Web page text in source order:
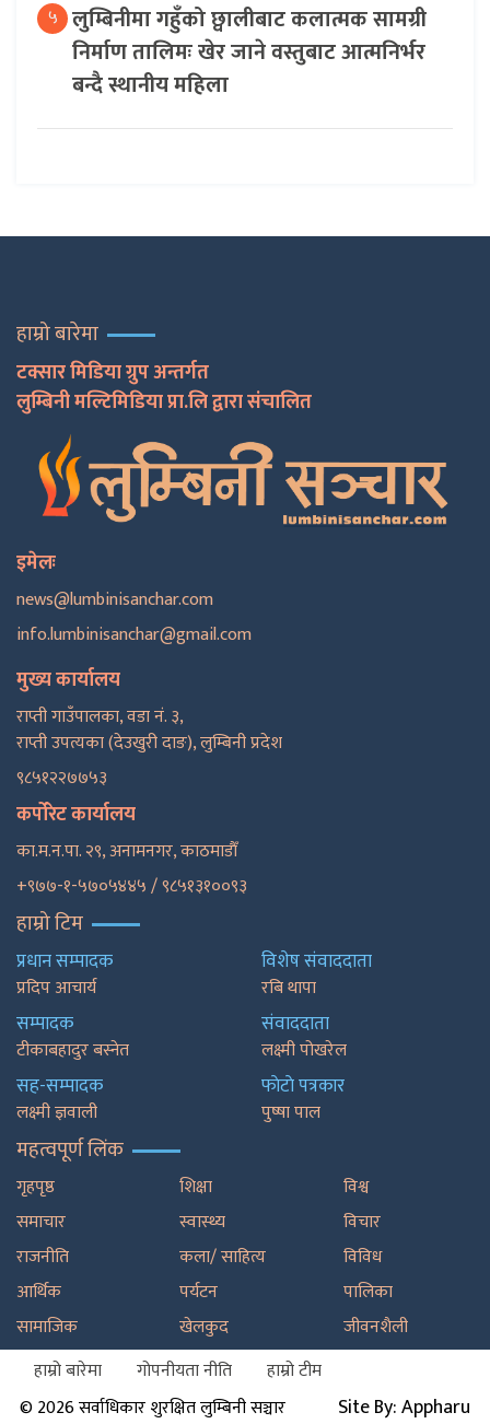
५ लुम्बिनीमा गहुँको छ्वालीबाट कलात्मक सामग्री
निर्माण तालिमः खेर जाने वस्तुबाट आत्मनिर्भर
बन्दै स्थानीय महिला
हाम्रो बारेमा
टक्सार मिडिया ग्रुप अन्तर्गत
लुम्बिनी मल्टिमिडिया प्रा.लि द्वारा संचालित
इमेलः
news@lumbinisanchar.com
info.lumbinisanchar@gmail.com
मुख्य कार्यालय
राप्ती गाउँपालका, वडा नं. ३,
राप्ती उपत्यका (देउखुरी दाङ), लुम्बिनी प्रदेश
९८५१२२७७५३
कर्पोरेट कार्यालय
का.म.न.पा. २९, अनामनगर, काठमाडाैँ
+९७७-१-५७०५४४५ / ९८५१३१००९३
हाम्रो टिम
प्रधान सम्पादक
प्रदिप आचार्य
सम्पादक
टीकाबहादुर बस्नेत
सह-सम्पादक
लक्ष्मी ज्ञवाली
विशेष संवाददाता
रबि थापा
संवाददाता
लक्ष्मी पोखरेल
फाेटाे पत्रकार
पुष्षा पाल
महत्वपूर्ण लिंक
गृहपृष्ठ
समाचार
राजनीति
आर्थिक
सामाजिक
शिक्षा
स्वास्थ्य
कला/ साहित्य
पर्यटन
खेलकुद
विश्व
विचार
विविध
पालिका
जीवनशैली
हाम्रो बारेमा
गोपनीयता नीति
हाम्रो टीम
© 2026 सर्वाधिकार शुरक्षित लुम्बिनी सञ्चार
Site By: Appharu